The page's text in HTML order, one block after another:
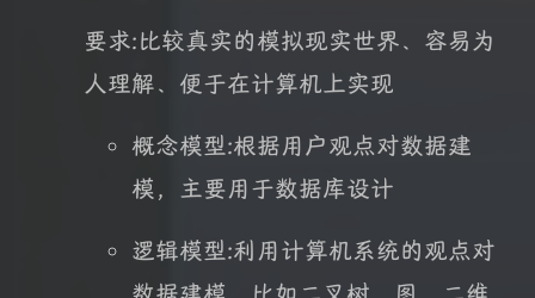
要求:比较真实的模拟现实世界、容易为
人理解、便于在计算机上实现
概念模型:根据用户观点对数据建
模，主要用于数据库设计
逻辑模型:利用计算机系统的观点对